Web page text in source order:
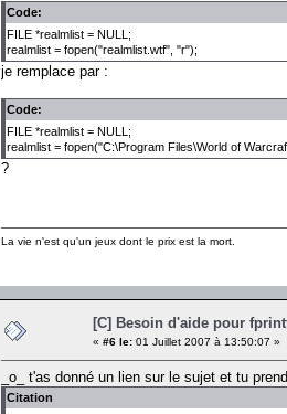
Code:
FILE *realmlist = NULL;
realmlist = fopen("realmlist.wtf", "r");
je remplace par :
Code:
FILE *realmlist = NULL;
realmlist = fopen("C:\Program Files\World of
?
La vie n'est qu'un jeux dont le prix est la mort.
[C] Besoin d'aide pour
« #6 le: 01 Juillet 2007 à 13:50:07 »
_o_ t'as donné un lien sur le sujet et tu
Citation